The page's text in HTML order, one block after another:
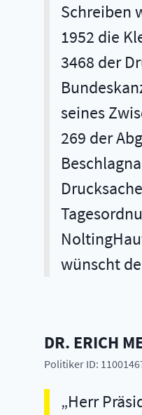
Schreiben
1952 die
3468 der
seines
269 der
wünscht
DR. ERICH
Politiker ID:
Herr